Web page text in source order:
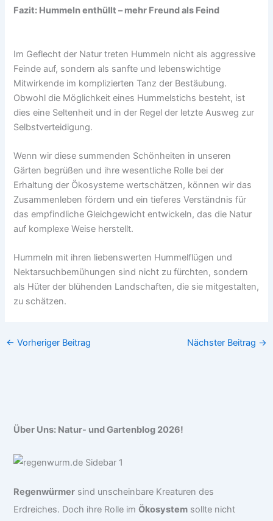
Fazit: Hummeln enthüllt – mehr Freund als Feind
Im Geflecht der Natur treten Hummeln nicht als aggressive
Feinde auf, sondern als sanfte und lebenswichtige
Mitwirkende im komplizierten Tanz der Bestäubung.
Obwohl die Möglichkeit eines Hummelstichs besteht, ist
dies eine Seltenheit und in der Regel der letzte Ausweg zur
Selbstverteidigung.
Wenn wir diese summenden Schönheiten in unseren
Gärten begrüßen und ihre wesentliche Rolle bei der
Erhaltung der Ökosysteme wertschätzen, können wir das
Zusammenleben fördern und ein tieferes Verständnis für
das empfindliche Gleichgewicht entwickeln, das die Natur
auf komplexe Weise herstellt.
Hummeln mit ihren liebenswerten Hummelflügen und
Nektarsuchbemühungen sind nicht zu fürchten, sondern
als Hüter der blühenden Landschaften, die sie mitgestalten,
zu schätzen.
← Vorheriger Beitrag Nächster Beitrag →
Über Uns: Natur- und Gartenblog 2026!
Regenwürmer sind unscheinbare Kreaturen des
Erdreiches. Doch ihre Rolle imÖkosystem sollte nicht